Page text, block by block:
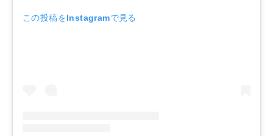
この投稿をInstagramで見る